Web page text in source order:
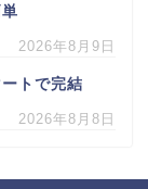
2026年8月9日
トで完結
2026年8月8日